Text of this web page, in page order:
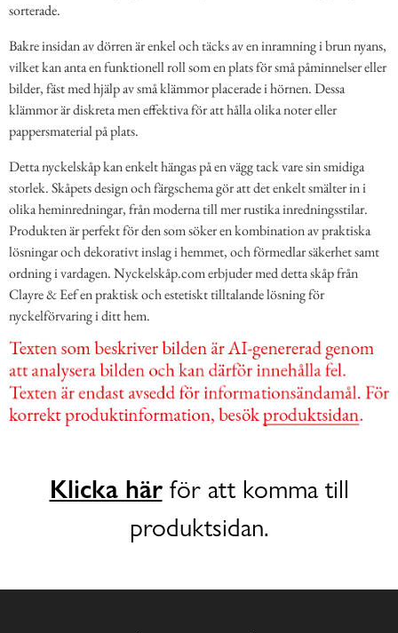
sorterade.
Bakre insidan av dörren är enkel och täcks av en inramning i brun nyans,
vilket kan anta en funktionell roll som en plats för små påminnelser eller
bilder, fäst med hjälp av små klämmor placerade i hörnen. Dessa
klämmor är diskreta men effektiva för att hålla olika noter eller
pappersmaterial på plats.
Detta nyckelskåp kan enkelt hängas på en vägg tack vare sin smidiga
storlek. Skåpets design och färgschema gör att det enkelt smälter in i
olika heminredningar, från moderna till mer rustika inredningsstilar.
Produkten är perfekt för den som söker en kombination av praktiska
lösningar och dekorativt inslag i hemmet, och förmedlar säkerhet samt
ordning i vardagen. Nyckelskåp.com erbjuder med detta skåp från
Clayre & Eef en praktisk och estetiskt tilltalande lösning för
nyckelförvaring i ditt hem.
Klicka härför att komma till
produktsidan.